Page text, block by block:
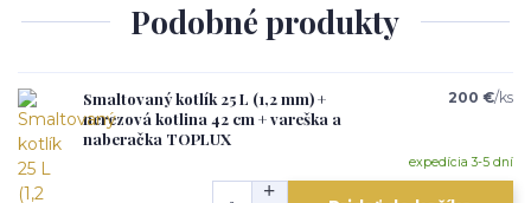
Podobné produkty
Smaltovaný kotlík 25 L (1,2 mm) +
nerezová kotlina 42 cm + vareška a
naberačka TOPLUX
200 €/ks
expedícia 3-5 dní